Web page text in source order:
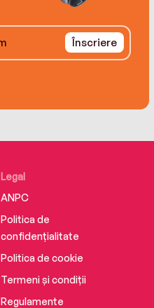
Înscriere
Legal
ANPC
Politica de
confidențialitate
Politica de cookie
Termeni și condiții
Regulamente